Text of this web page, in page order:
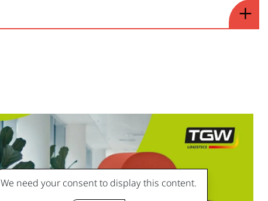
We need your consent to display this content.